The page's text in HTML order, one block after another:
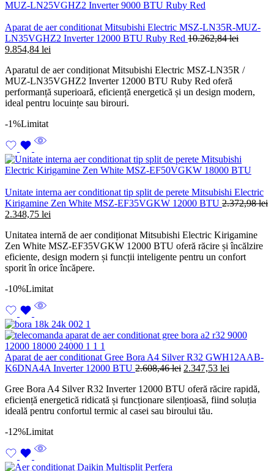
Aparat de aer conditionat Mitsubishi Electric MSZ-LN35R-MUZ-
LN35VGHZ2 Inverter 12000 BTU Ruby Red 10.262,84lei
Prețul
a
fost:
10.262,84 lei.
9.854,84 lei
este:
9.854,84 lei.
Aparatul de aer condiționat Mitsubishi Electric MSZ-LN35R /
MUZ-LN35VGHZ2 Inverter 12000 BTU Ruby Red oferă
performanță superioară, eficiență energetică și un design modern,
ideal pentru locuințe sau birouri.
-1%Limitat
Unitate interna aer conditionat tip split de perete Mitsubishi Electric
Kirigamine Zen White MSZ-EF35VGKW 12000 BTU 2.372,98lei
Prețul
a
fost:
2.372,98 lei.
2.348,75 lei
este:
2.348,75 lei.
Unitatea internă de aer condiționat Mitsubishi Electric Kirigamine
Zen White MSZ-EF35VGKW 12000 BTU oferă răcire și încălzire
eficiente, design modern și funcții inteligente pentru un confort
sporit în orice încăpere.
-10%Limitat
Aparat de aer conditionat Gree Bora A4 Silver R32 GWH12AAB-
K6DNA4A Inverter 12000 BTU 2.608,46lei Prețul
a
fost:
2.608,46 lei.
2.347,53 lei
este:
2.347,53
Gree Bora A4 Silver R32 Inverter 12000 BTU oferă răcire rapidă,
eficiență energetică ridicată și funcționare silențioasă, fiind soluția
ideală pentru confortul termic al casei sau biroului tău.
-12%Limitat